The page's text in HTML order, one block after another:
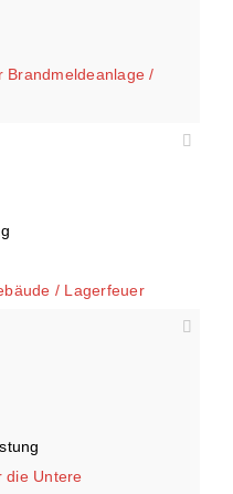
Brandmeldeanlage /
/ Lagerfeuer
die Untere